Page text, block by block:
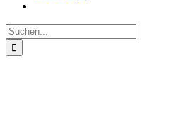
Suche
nach: